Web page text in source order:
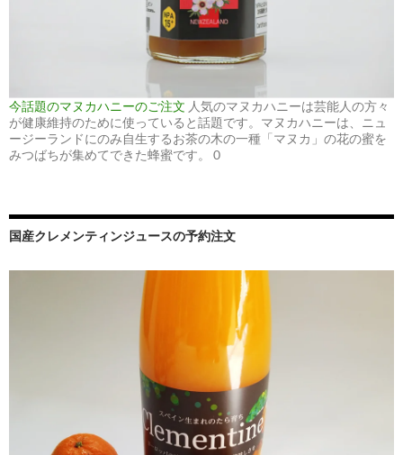
今話題のマヌカハニーのご注文 人気のマヌカハニーは芸能人の方々
が健康維持のために使っていると話題です。マヌカハニーは、ニュ
ージーランドにのみ自生するお茶の木の一種「マヌカ」の花の蜜を
みつばちが集めてできた蜂蜜です。 0
国産クレメンティンジュースの予約注文